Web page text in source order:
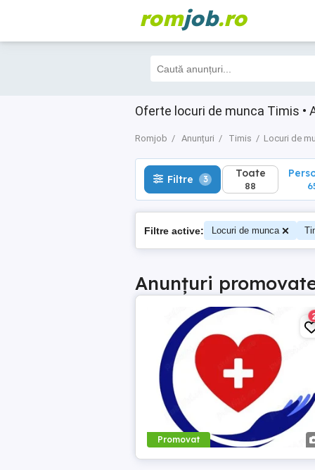
romjob.ro
Oferte locuri de munca Timis •
Romjob Anunțuri Timis Locuri de
Filtre 3 Toate
88
Filtre 3 Toate
88
Filtre active: Locuri de munca
Anunțuri
Promovat